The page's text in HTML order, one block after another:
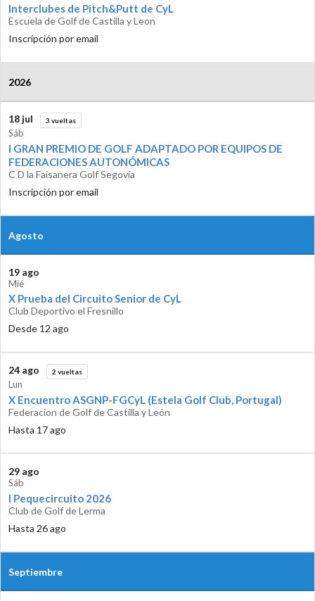
Interclubes de Pitch&Putt de CyL
Escuela de Golf de Castilla y Leon
Inscripción por email
2026
18 jul 3 vueltas
Sáb
I GRAN PREMIO DE GOLF ADAPTADO POR EQUIPOS DE
FEDERACIONES AUTONÓMICAS
C D la Faisanera Golf Segovia
Inscripción por email
Agosto
19 ago
Mié
X Prueba del Circuito Senior de CyL
Club Deportivo el Fresnillo
Desde 12 ago
24 ago 2 vueltas
Lun
X Encuentro ASGNP-FGCyL (Estela Golf Club, Portugal)
Federacion de Golf de Castilla y León
Hasta 17 ago
29 ago
Sáb
I Pequecircuito 2026
Club de Golf de Lerma
Hasta 26 ago
Septiembre